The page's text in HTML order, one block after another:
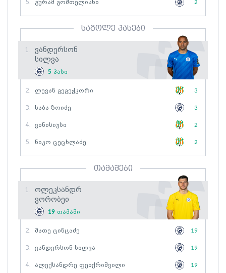
5. Გურამ Გოშთელიანი 2
საგოლე პასები
1.
Ვანდერსონ
Სილვა
5 პასი
2. Ლევან Გეგეჭკორი 3
3. Საბა Ზოიძე 3
4. Ვინისიუსი 2
5. Ნიკო Ცეცხლაძე 2
თამაშები
1.
Ოლეკსანდრ
Ვორობეი
19 თამაში
2. Მათე Ცინცაძე 19
3. Ვანდერსონ Სილვა 19
4. Ალექსანდრე Ფეიქრიშვილი 19